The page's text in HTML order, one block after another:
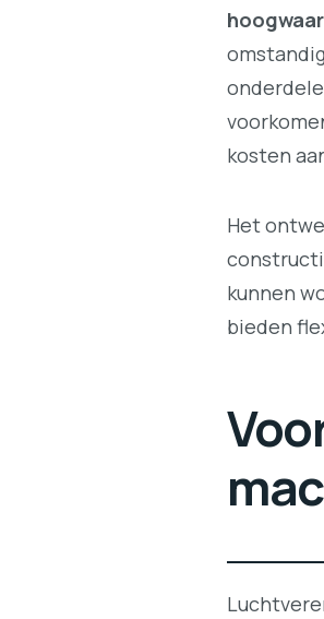
kosten
Het
kunnen
bieden